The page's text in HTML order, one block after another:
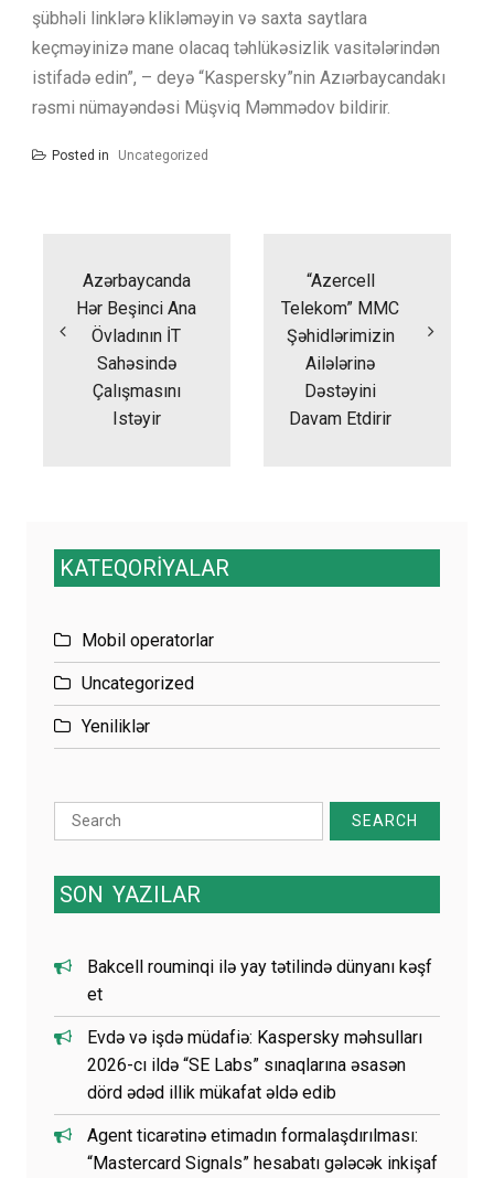
şübhəli linklərə klikləməyin və saxta saytlara
keçməyinizə mane olacaq təhlükəsizlik vasitələrindən
istifadə edin”, – deyə “Kaspersky”nin Azıərbaycandakı
rəsmi nümayəndəsi Müşviq Məmmədov bildirir.
Posted in Uncategorized
Azərbaycanda
Hər Beşinci Ana
Övladının İT
Sahəsində
Çalışmasını
Istəyir
“Azercell
Telekom” MMC
Şəhidlərimizin
Ailələrinə
Dəstəyini
Davam Etdirir
KATEQORİYALAR
Mobil operatorlar
Uncategorized
Yeniliklər
Search
for:
SON YAZILAR
Bakcell rouminqi ilə yay tətilində dünyanı kəşf
et
Evdə və işdə müdafiə: Kaspersky məhsulları
2026-cı ildə “SE Labs” sınaqlarına əsasən
dörd ədəd illik mükafat əldə edib
Agent ticarətinə etimadın formalaşdırılması:
“Mastercard Signals” hesabatı gələcək inkişaf